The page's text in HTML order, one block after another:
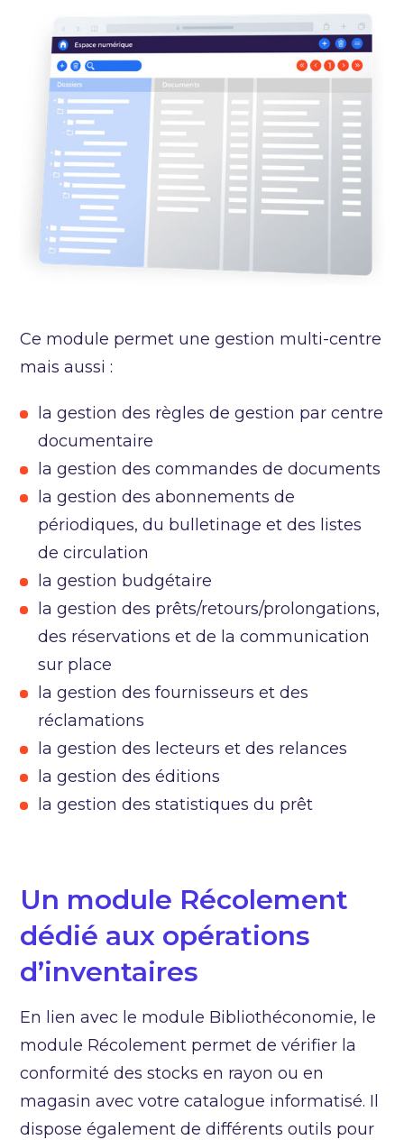
Ce module permet une gestion multi-centre
mais aussi :
la gestion des règles de gestion par centre
documentaire
la gestion des commandes de documents
la gestion des abonnements de
périodiques, du bulletinage et des listes
de circulation
la gestion budgétaire
la gestion des prêts/retours/prolongations,
des réservations et de la communication
sur place
la gestion des fournisseurs et des
réclamations
la gestion des lecteurs et des relances
la gestion des éditions
la gestion des statistiques du prêt
Un module Récolement
dédié aux opérations
d’inventaires
En lien avec le module Bibliothéconomie, le
module Récolement permet de vérifier la
conformité des stocks en rayon ou en
magasin avec votre catalogue informatisé. Il
dispose également de différents outils pour